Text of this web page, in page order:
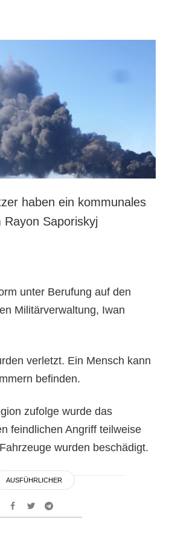
haben ein kommunales
Saporiskyj
unter Berufung auf den
Militärverwaltung, Iwan
verletzt. Ein Mensch kann
befinden.
zufolge wurde das
feindlichen Angriff teilweise
wurden beschädigt.
AUSFÜHRLICHER